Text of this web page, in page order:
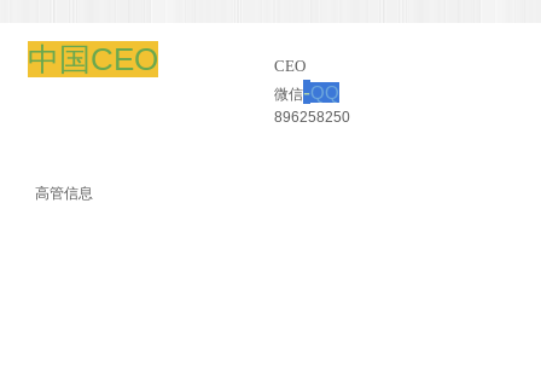
CEO
微信-QQ
896258250
中国CEO
高管信息